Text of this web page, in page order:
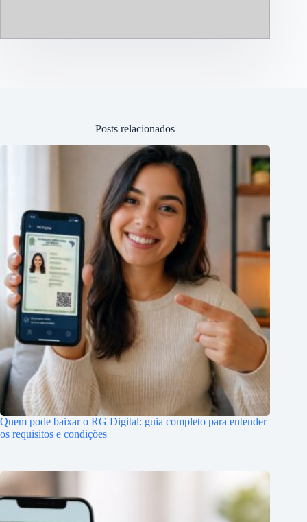
Posts relacionados
Quem pode baixar o RG Digital: guia completo para entender
os requisitos e condições